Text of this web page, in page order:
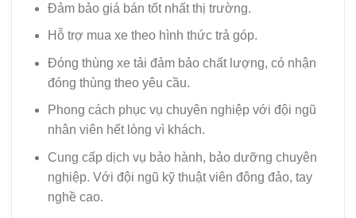
Đảm bảo giá bán tốt nhất thị trường.
Hỗ trợ mua xe theo hình thức trả góp.
Đóng thùng xe tải đảm bảo chất lượng, có nhận
đóng thùng theo yêu cầu.
Phong cách phục vụ chuyên nghiệp với đội ngũ
nhân viên hết lòng vì khách.
Cung cấp dịch vụ bảo hành, bảo dưỡng chuyên
nghiệp. Với đội ngũ kỹ thuật viên đông đảo, tay
nghề cao.